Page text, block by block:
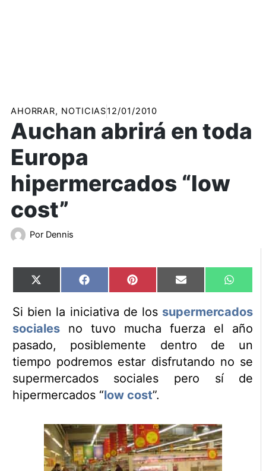
AHORRAR, NOTICIAS12/01/2010
Auchan abrirá en toda
Europa
hipermercados “low
cost”
Por Dennis
Compartir
en
X
(Twitter)
Compartir
en
Facebook Compartir
en
Pinterest Compartir
en
Email
en
Si bien la iniciativa de los supermercados
socialesno tuvo mucha fuerza el año
pasado, posiblemente dentro de un
tiempo podremos estar disfrutando no se
supermercados sociales pero sí de
hipermercados “low cost”.